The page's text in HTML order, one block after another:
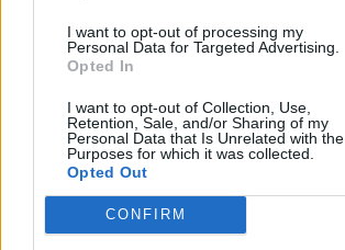
I want to opt-out of processing my
Personal Data for Targeted Advertising.
Opted In
I want to opt-out of Collection, Use,
Retention, Sale, and/or Sharing of my
Personal Data that Is Unrelated with the
Purposes for which it was collected.
Opted Out
CONFIRM